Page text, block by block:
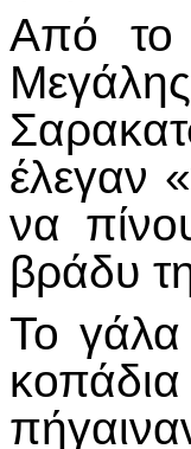
Από το
έλεγαν
να
βράδυ
Το